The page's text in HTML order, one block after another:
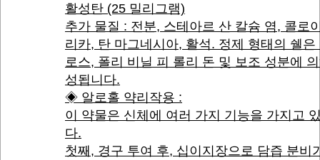
활성탄 (25 밀리그램)
추가 물질 : 전분, 스테아르 산 칼슘 염, 콜로
리카, 탄 마그네시아, 활석. 정제 형태의 쉘은
로스, 폴리 비닐 피 롤리 돈 및 보조 성분에
성됩니다.
◈ 알로홀 약리작용 :
이 약물은 신체에 여러 가지 기능을 가지고
다.
첫째, 경구 투여 후, 십이지장으로 담즙 분비